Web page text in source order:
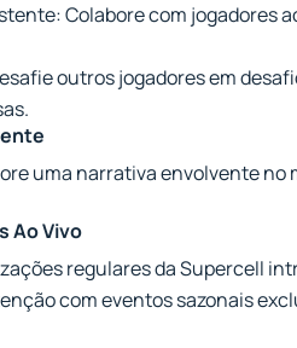
Colabore com jogadores
outros jogadores em
uma narrativa envolvente
Ao Vivo
regulares da Supercell
com eventos sazonais